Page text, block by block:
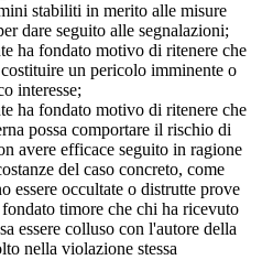
stabiliti in merito alle misure
dare seguito alle segnalazioni;
ha fondato motivo di ritenere che
un pericolo imminente o
interesse;
ha fondato motivo di ritenere che
possa comportare il rischio di
avere efficace seguito in ragione
del caso concreto, come
essere occultate o distrutte prove
timore che chi ha ricevuto
essere colluso con l'autore della
nella violazione stessa